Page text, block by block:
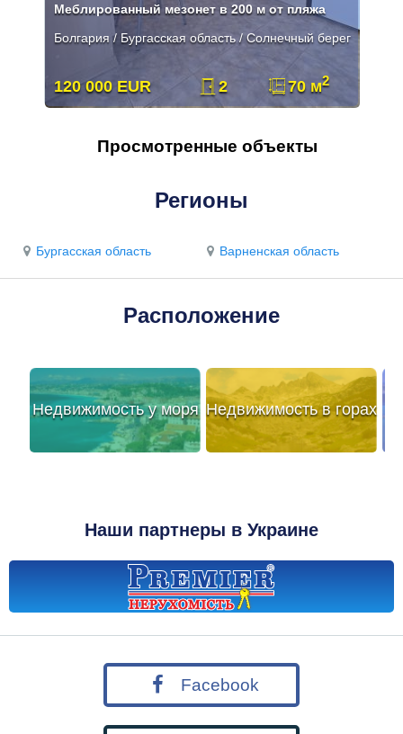
Меблированный мезонет в 200 м от пляжа
Болгария / Бургасская область / Солнечный берег
120 000 EUR 2 70 м2
Просмотренные объекты
Регионы
Бургасская область Варненская область
Расположение
Недвижимость у моря Недвижимость в горах
Наши партнеры в Украине
Facebook